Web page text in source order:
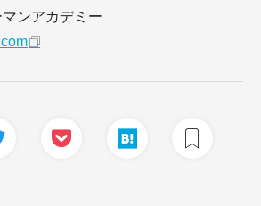
マンアカデミー